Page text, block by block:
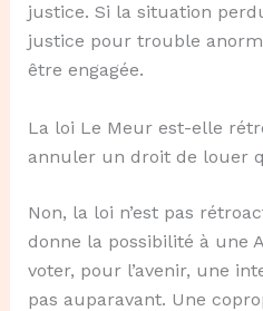
justice. Si la situation
justice pour trouble
être engagée.
La loi Le Meur est-elle
annuler un droit de louer
Non, la loi n’est pas
donne la possibilité à une
voter, pour l’avenir, une
pas auparavant. Une